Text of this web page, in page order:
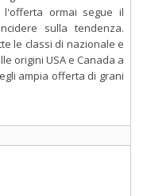
ormai segue il
sulla tendenza.
le classi di nazionale e
origini USA e Canada a
ampia offerta di grani